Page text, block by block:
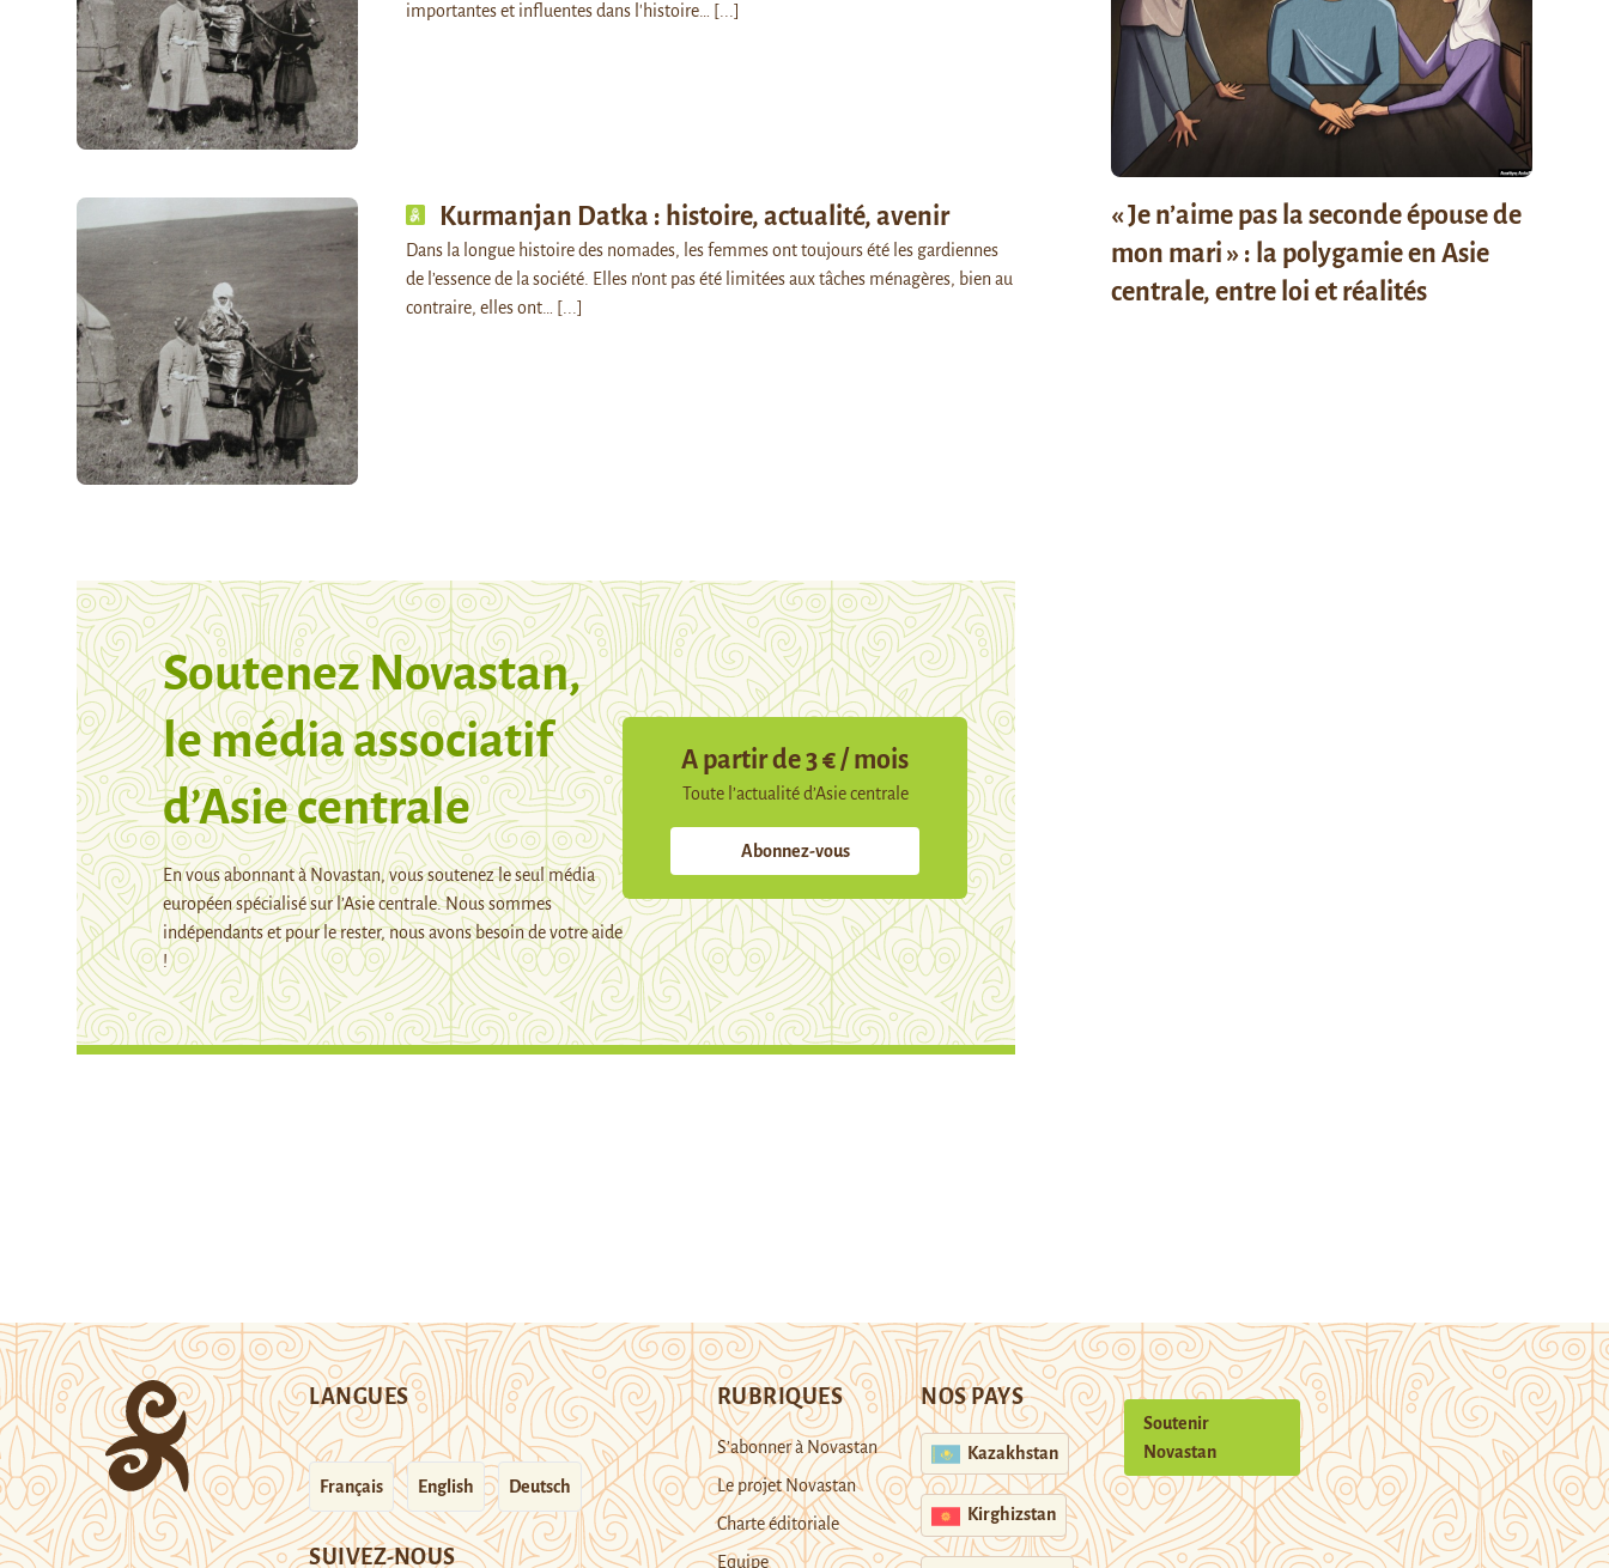
importantes et influentes dans l'histoire…
[...]
Kurmanjan Datka : histoire, actualité, avenir
Dans la longue histoire des nomades, les femmes ont toujours été les gardiennes
de l’essence de la société. Elles n'ont pas été limitées aux tâches ménagères, bien au
contraire, elles ont…
[...]
Soutenez Novastan,
le média associatif
d’Asie centrale
En vous abonnant à Novastan, vous soutenez le seul média
européen spécialisé sur l’Asie centrale. Nous sommes
indépendants et pour le rester, nous avons besoin de votre aide
!
A partir de 3 € / mois
Toute l’actualité d’Asie centrale
Abonnez-vous
« Je n’aime pas la seconde épouse de
mon mari » : la polygamie en Asie
centrale, entre loi et réalités
LANGUES
Français English Deutsch
SUIVEZ-NOUS
RUBRIQUES
S’abonner à Novastan
Le projet Novastan
Charte éditoriale
Equipe
NOS PAYS
Kazakhstan
Kirghizstan
Soutenir
Novastan